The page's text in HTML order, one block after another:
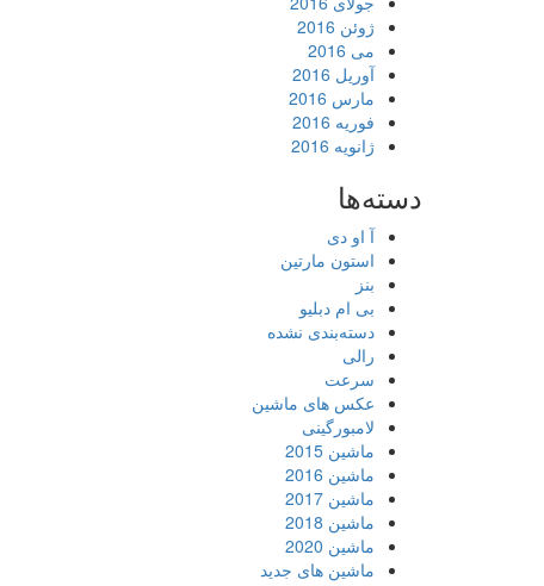
ژوئن 2016
می 2016
آوریل 2016
مارس 2016
فوریه 2016
ژانویه 2016
دسته‌ها
آ او دی
استون مارتین
بنز
بی ام دبلیو
دسته‌بندی نشده
رالی
سرعت
عکس های ماشین
لامبورگینی
ماشین 2015
ماشین 2016
ماشین 2017
ماشین 2018
ماشین 2020
ماشین های جدید